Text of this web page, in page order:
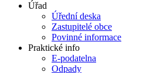
Úřad
Úřední deska
Zastupitelé obce
Povinné informace
Praktické info
E-podatelna
Odpady